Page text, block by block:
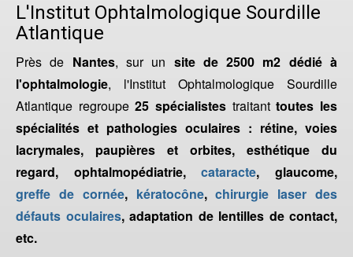
L'Institut Ophtalmologique Sourdille
Atlantique
Près de Nantes, sur un site de 2500 m2 dédié à
l'ophtalmologie, l'Institut Ophtalmologique Sourdille
Atlantique regroupe25 spécialistes traitanttoutes les
spécialités et pathologies oculaires : rétine, voies
lacrymales, paupières et orbites, esthétique du
regard, ophtalmopédiatrie,cataracte, glaucome,
greffe de cornée, kératocône,chirurgie laser des
défauts oculaires, adaptation de lentilles de contact,
etc.